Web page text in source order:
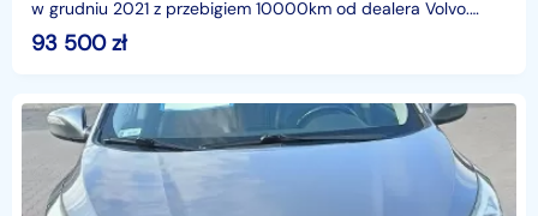
w grudniu 2021 z przebigiem 10000km od dealera Volvo.
Pierwszym właścicielem był dealer Volvo gdzie samo
93 500zł